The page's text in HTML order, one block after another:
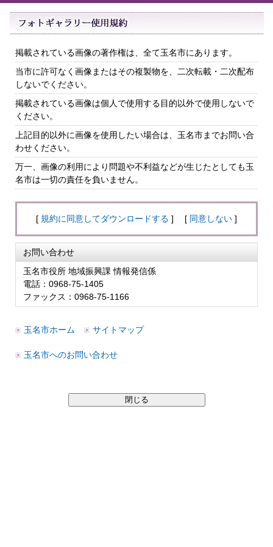
掲載されている画像の著作権は、全て玉名市にあります。
当市に許可なく画像またはその複製物を、二次転載・二次配布
しないでください。
掲載されている画像は個人で使用する目的以外で使用しないで
ください。
上記目的以外に画像を使用したい場合は、玉名市までお問い合
わせください。
万一、画像の利用により問題や不利益などが生じたとしても玉
名市は一切の責任を負いません。
[ 規約に同意してダウンロードする ] [ 同意しない ]
お問い合わせ
玉名市役所 地域振興課 情報発信係
電話：0968-75-1405
ファックス：0968-75-1166
玉名市ホーム サイトマップ
玉名市へのお問い合わせ